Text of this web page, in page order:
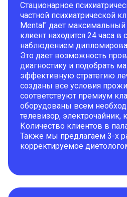
Стационарное
частной психиатрической
Mental" дает максимальный
клиент находится 24 часа в
наблюдением
Это дает возможность
диагностику и подобрать
эффективную стратегию
созданы все условия
соответствуют премиум
оборудованы всем
телевизор, электрочайник,
Количество клиентов в
Также мы предлагаем 3-х
корректируемое